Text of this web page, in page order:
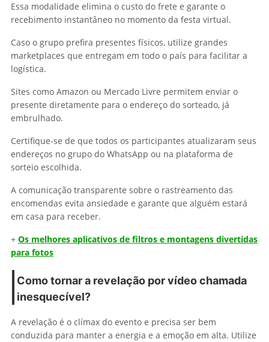
Essa modalidade elimina o custo do frete e garante o
recebimento instantâneo no momento da festa virtual.
Caso o grupo prefira presentes físicos, utilize grandes
marketplaces que entregam em todo o país para facilitar a
logística.
Sites como Amazon ou Mercado Livre permitem enviar o
presente diretamente para o endereço do sorteado, já
embrulhado.
Certifique-se de que todos os participantes atualizaram seus
endereços no grupo do WhatsApp ou na plataforma de
sorteio escolhida.
A comunicação transparente sobre o rastreamento das
encomendas evita ansiedade e garante que alguém estará
em casa para receber.
+ Os melhores aplicativos de filtros e montagens divertidas
para fotos
Como tornar a revelação por vídeo chamada
inesquecível?
A revelação é o clímax do evento e precisa ser bem
conduzida para manter a energia e a emoção em alta. Utilize